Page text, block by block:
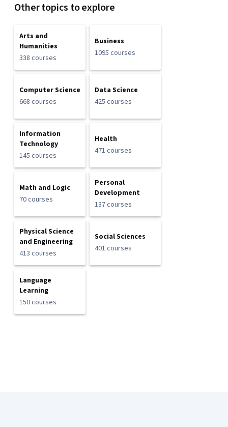
Other topics to explore
Arts and
Humanities
338 courses
Business
1095 courses
Computer Science
668 courses
Data Science
425 courses
Information
Technology
145 courses
Health
471 courses
Math and Logic
70 courses
Personal
Development
137 courses
Physical Science
and Engineering
413 courses
Social Sciences
401 courses
Language
Learning
150 courses